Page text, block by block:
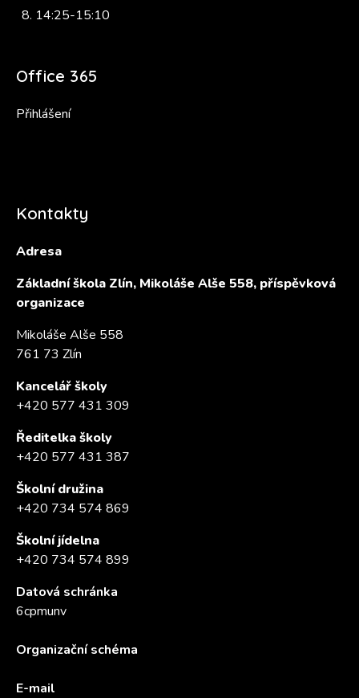
14:25-15:10
Office 365
Přihlášení
Kontakty
Adresa
Základní škola Zlín, Mikoláše Alše 558, příspěvková
organizace
Mikoláše Alše 558
761 73 Zlín
Kancelář školy
+420 577 431 309
Ředitelka školy
+420 577 431 387
Školní družina
+420 734 574 869
Školní jídelna
+420 734 574 899
Datová schránka
6cpmunv
Organizační schéma
E-mail